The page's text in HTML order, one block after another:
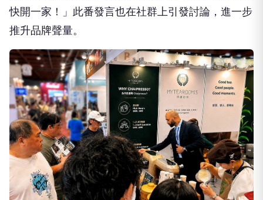
快開一家！」此番發言也在社群上引發討論，進一步
推升品牌聲量。